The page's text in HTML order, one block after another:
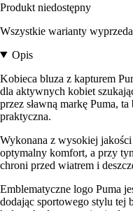
Produkt niedostępny
Wszystkie warianty
Opis
Kobieca bluza z kapturem
dla aktywnych kobiet
przez sławną markę Puma,
praktyczna.
Wykonana z wysokiej jakości
optymalny komfort, a przy
chroni przed wiatrem i
Emblematyczne logo Puma
dodając sportowego stylu tej